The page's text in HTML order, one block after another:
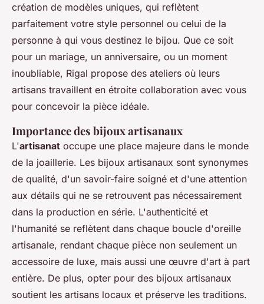
création de modèles uniques, qui reflètent
parfaitement votre style personnel ou celui de la
personne à qui vous destinez le bijou. Que ce soit
pour un mariage, un anniversaire, ou un moment
inoubliable, Rigal propose des ateliers où leurs
artisans travaillent en étroite collaboration avec vous
pour concevoir la pièce idéale.
Importance des bijoux artisanaux
L'artisanat occupe une place majeure dans le monde
de la joaillerie. Les bijoux artisanaux sont synonymes
de qualité, d'un savoir-faire soigné et d'une attention
aux détails qui ne se retrouvent pas nécessairement
dans la production en série. L'authenticité et
l'humanité se reflètent dans chaque boucle d'oreille
artisanale, rendant chaque pièce non seulement un
accessoire de luxe, mais aussi une œuvre d'art à part
entière. De plus, opter pour des bijoux artisanaux
soutient les artisans locaux et préserve les traditions.